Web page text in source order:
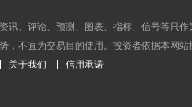
2016-07-11
2016-07-08
讯、评论、预测、图表、指标、信号等只
，不宜为交易目的使用。投资者依据本网
关于我们 信用承诺